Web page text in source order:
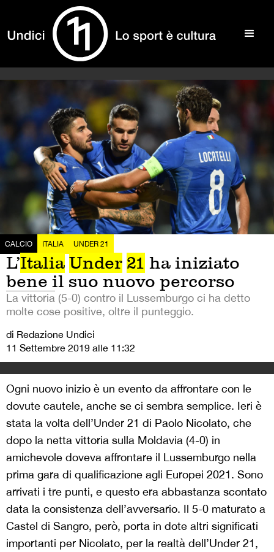
CALCIO ITALIA UNDER 21
L’Italia Under 21 ha iniziato
bene il suo nuovo percorso
La vittoria (5-0) contro il Lussemburgo ci ha detto
molte cose positive, oltre il punteggio.
di Redazione Undici
11 Settembre 2019 alle 11:32
Ogni nuovo inizio è un evento da affrontare con le
dovute cautele, anche se ci sembra semplice. Ieri è
stata la volta dell’Under 21 di Paolo Nicolato, che
dopo la netta vittoria sulla Moldavia (4-0) in
amichevole doveva affrontare il Lussemburgo nella
prima gara di qualificazione agli Europei 2021. Sono
arrivati i tre punti, e questo era abbastanza scontato
data la consistenza dell’avversario. Il 5-0 maturato a
Castel di Sangro, però, porta in dote altri significati
importanti per Nicolato, per la realtà dell’Under 21,